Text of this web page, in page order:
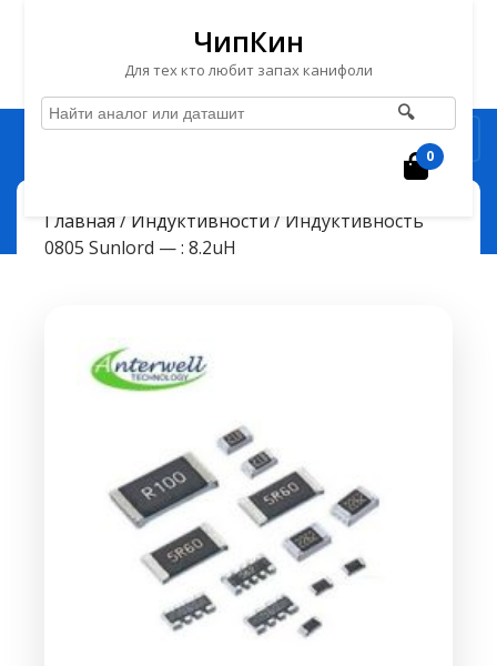
Перейти
содержимому
ЧипКин
Для тех кто любит запах канифоли
🔍
0
ЧипКин> > Индуктивность 0805 Sunlord — : 8.2uH
Главная/ Индуктивности/ Индуктивность
0805 Sunlord — : 8.2uH